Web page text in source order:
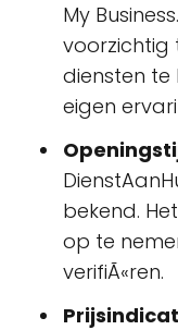
My
voorzichtig
diensten
eigen
bekend.
op te
verifiÃ«ren.